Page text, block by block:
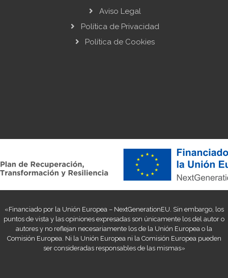
Aviso Legal
Política de Privacidad
Política de Cookies
«Financiado por la Unión Europea – NextGenerationEU. Sin embargo, los
puntos de vista y las opiniones expresadas son únicamente los del autor o
autores y no reflejan necesariamente los de la Unión Europea o la
Comisión Europea. Ni la Unión Europea ni la Comisión Europea pueden
ser consideradas responsables de las mismas»